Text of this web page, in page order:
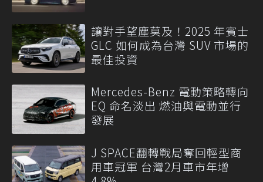
讓對手望塵莫及！2025 年賓士
GLC 如何成為台灣 SUV 市場的
最佳投資
Mercedes-Benz 電動策略轉向
EQ 命名淡出 燃油與電動並行
發展
J SPACE翻轉戰局奪回輕型商
用車冠軍 台灣2月車市年增